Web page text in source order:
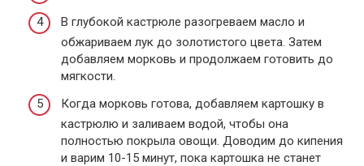
В глубокой кастрюле разогреваем масло и
обжариваем лук до золотистого цвета. Затем
добавляем морковь и продолжаем готовить до
мягкости.
Когда морковь готова, добавляем картошку в
кастрюлю и заливаем водой, чтобы она
полностью покрыла овощи. Доводим до кипения
и варим 10-15 минут, пока картошка не станет